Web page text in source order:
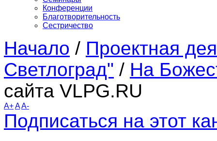
Конференции
Благотворительность
Сестричество
Начало / Проектная
Светлоград" / На
сайта VLPG.RU
A+AA-
Подписаться на этот